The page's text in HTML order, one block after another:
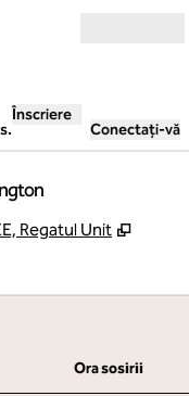
Înscriere
Conectați-vă
Regatul Unit ,
Ora sosirii